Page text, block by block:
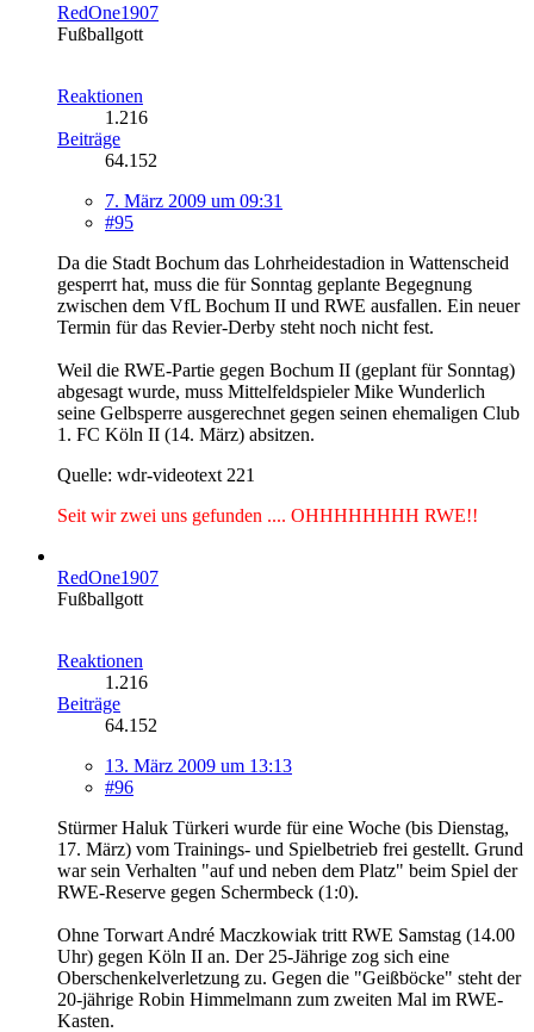
RedOne1907
Fußballgott
Reaktionen
1.216
Beiträge
64.152
7. März 2009 um 09:31
#95
Da die Stadt Bochum das Lohrheidestadion in Wattenscheid
gesperrt hat, muss die für Sonntag geplante Begegnung
zwischen dem VfL Bochum II und RWE ausfallen. Ein neuer
Termin für das Revier-Derby steht noch nicht fest.
Weil die RWE-Partie gegen Bochum II (geplant für Sonntag)
abgesagt wurde, muss Mittelfeldspieler Mike Wunderlich
seine Gelbsperre ausgerechnet gegen seinen ehemaligen Club
1. FC Köln II (14. März) absitzen.
Quelle: wdr-videotext 221
Seit wir zwei uns gefunden .... OHHHHHHHH RWE!!
RedOne1907
Fußballgott
Reaktionen
1.216
Beiträge
64.152
13. März 2009 um 13:13
#96
Stürmer Haluk Türkeri wurde für eine Woche (bis Dienstag,
17. März) vom Trainings- und Spielbetrieb frei gestellt. Grund
war sein Verhalten "auf und neben dem Platz" beim Spiel der
RWE-Reserve gegen Schermbeck (1:0).
Ohne Torwart André Maczkowiak tritt RWE Samstag (14.00
Uhr) gegen Köln II an. Der 25-Jährige zog sich eine
Oberschenkelverletzung zu. Gegen die "Geißböcke" steht der
20-jährige Robin Himmelmann zum zweiten Mal im RWE-
Kasten.